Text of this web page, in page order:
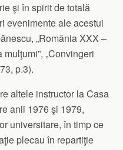
şi în spirit de totală
evenimente ale acestui
„România XXX –
„Convingeri
p.3).
altele instructor la Casa
anii 1976 şi 1979,
universitare, în timp ce
plecau în repartiţie